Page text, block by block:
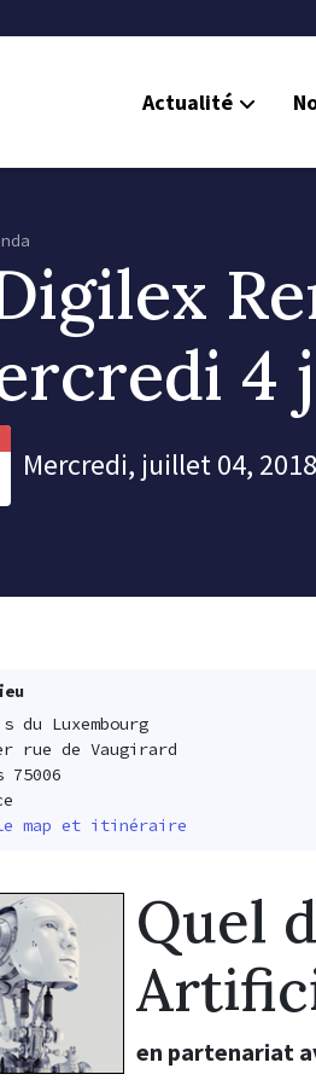
Actualité
4
Mercredi, juillet 04,
du Luxembourg
rue de Vaugirard
75006
map et itinéraire
Quel
en partenariat